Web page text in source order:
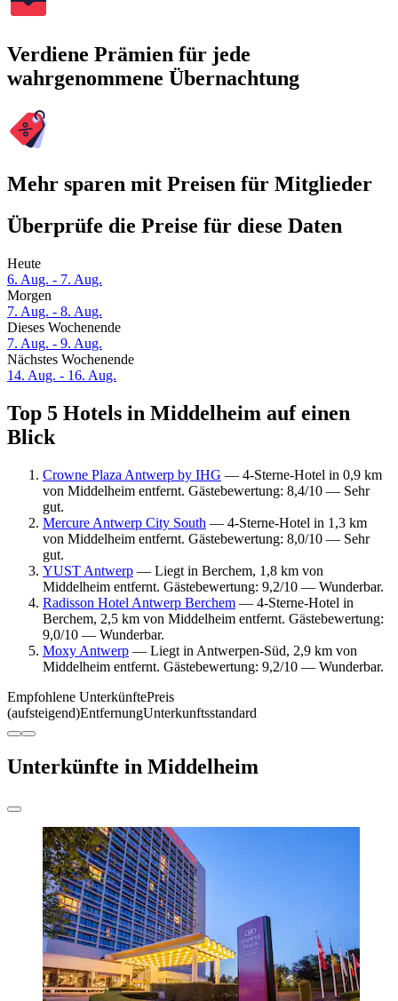
Verdiene Prämien für jede
wahrgenommene Übernachtung
Mehr sparen mit Preisen für Mitglieder
Überprüfe die Preise für diese Daten
Heute
6. Aug. - 7. Aug.
Morgen
7. Aug. - 8. Aug.
Dieses Wochenende
7. Aug. - 9. Aug.
Nächstes Wochenende
14. Aug. - 16. Aug.
Top 5 Hotels in Middelheim auf einen
Blick
Crowne Plaza Antwerp by IHG — 4-Sterne-Hotel in 0,9 km
von Middelheim entfernt. Gästebewertung: 8,4/10 — Sehr
gut.
Mercure Antwerp City South — 4-Sterne-Hotel in 1,3 km
von Middelheim entfernt. Gästebewertung: 8,0/10 — Sehr
gut.
YUST Antwerp — Liegt in Berchem, 1,8 km von
Middelheim entfernt. Gästebewertung: 9,2/10 — Wunderbar.
Radisson Hotel Antwerp Berchem — 4-Sterne-Hotel in
Berchem, 2,5 km von Middelheim entfernt. Gästebewertung:
9,0/10 — Wunderbar.
Moxy Antwerp — Liegt in Antwerpen-Süd, 2,9 km von
Middelheim entfernt. Gästebewertung: 9,2/10 — Wunderbar.
Empfohlene UnterkünftePreis
(aufsteigend)EntfernungUnterkunftsstandard
Unterkünfte in Middelheim